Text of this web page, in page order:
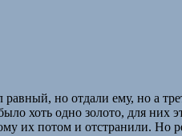
но отдали ему, но а
хоть одно золото, для
их потом и отстранили. Но